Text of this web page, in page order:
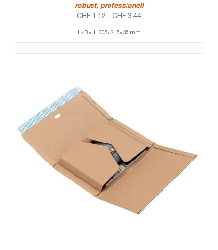
robust, professionell
CHF 1.12 - CHF 3.44
L×B×H: 305×215×35 mm